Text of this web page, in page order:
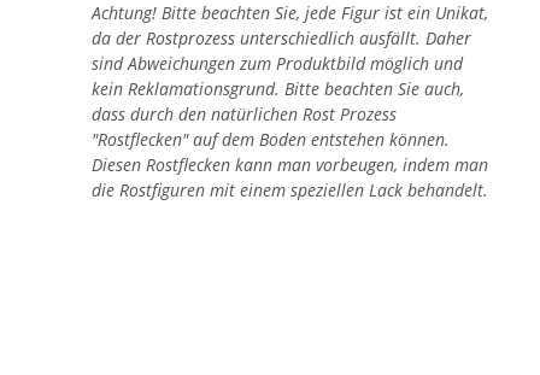
Achtung! Bitte beachten Sie, jede Figur ist ein Unikat,
da der Rostprozess unterschiedlich ausfällt. Daher
sind Abweichungen zum Produktbild möglich und
kein Reklamationsgrund. Bitte beachten Sie auch,
dass durch den natürlichen Rost Prozess
"Rostflecken" auf dem Boden entstehen können.
Diesen Rostflecken kann man vorbeugen, indem man
die Rostfiguren mit einem speziellen Lack behandelt.